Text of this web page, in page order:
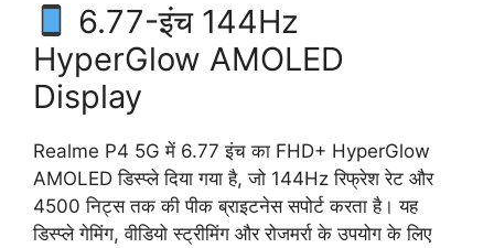
6.77-इंच 144Hz
HyperGlow AMOLED
Display
Realme P4 5G में 6.77 इंच का FHD+ HyperGlow
AMOLED डिस्प्ले दिया गया है, जो 144Hz रिफ्रेश रेट और
4500 निट्स तक की पीक ब्राइटनेस सपोर्ट करता है। यह
डिस्प्ले गेमिंग, वीडियो स्ट्रीमिंग और रोजमर्रा के उपयोग के लिए